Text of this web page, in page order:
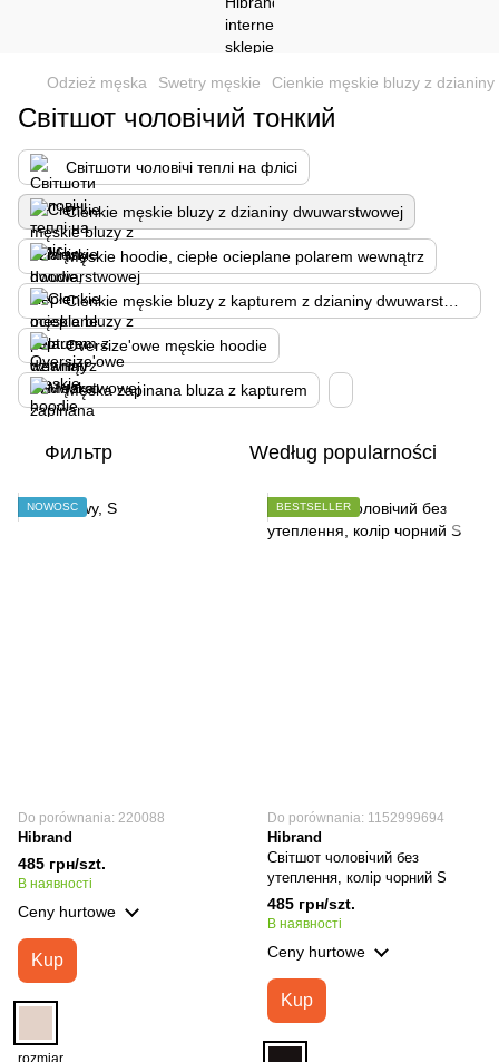
Odzież męska Swetry męskie Cienkie męskie bluzy z
Світшот чоловічий тонкий
Світшоти чоловічі теплі на флісі
Cienkie męskie bluzy z dzianiny dwuwarstwowej
Męskie hoodie, ciepłe ocieplane polarem wewnątrz
Oversize'owe męskie hoodie
Męska zapinana bluza z kapturem
Фильтр Według popularności
NOWOŚĆ
Do porównania: 220088
Hibrand
485 грн/szt.
В наявності
Ceny hurtowe
Kup
rozmiar
BESTSELLER
Do porównania: 1152999694
Hibrand
Світшот чоловічий без
утеплення, колір чорний S
485 грн/szt.
В наявності
Ceny hurtowe
Kup